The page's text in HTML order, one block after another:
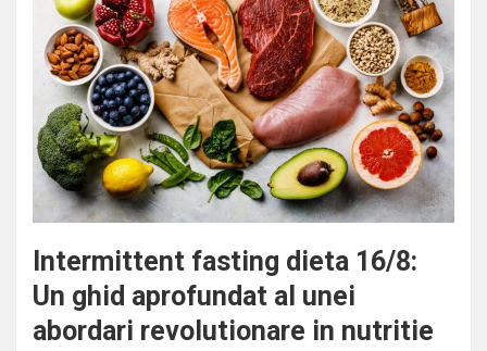
Intermittent fasting dieta 16/8:
Un ghid aprofundat al unei
abordari revolutionare in nutritie